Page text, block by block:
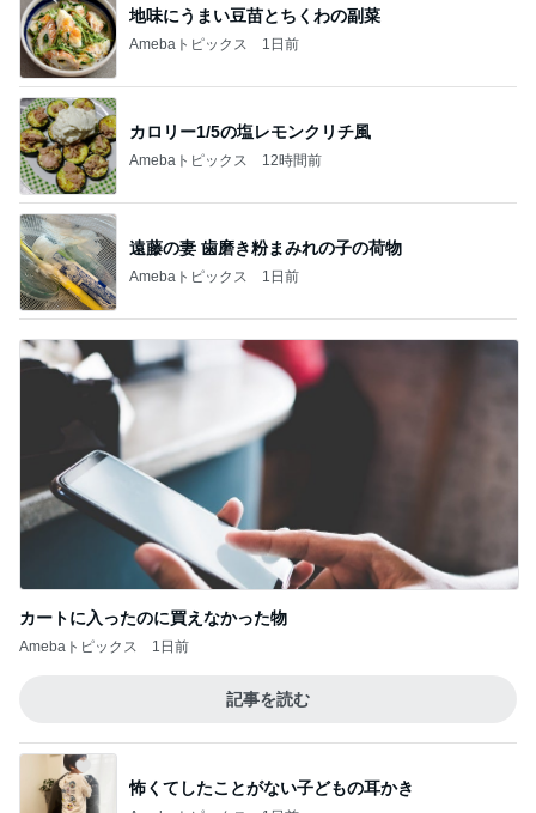
地味にうまい豆苗とちくわの副菜
Amebaトピックス 1日前
カロリー1/5の塩レモンクリチ風
Amebaトピックス 12時間前
遠藤の妻 歯磨き粉まみれの子の荷物
Amebaトピックス 1日前
カートに入ったのに買えなかった物
Amebaトピックス 1日前
記事を読む
怖くてしたことがない子どもの耳かき